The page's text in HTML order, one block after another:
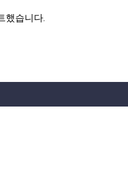
했습니다.